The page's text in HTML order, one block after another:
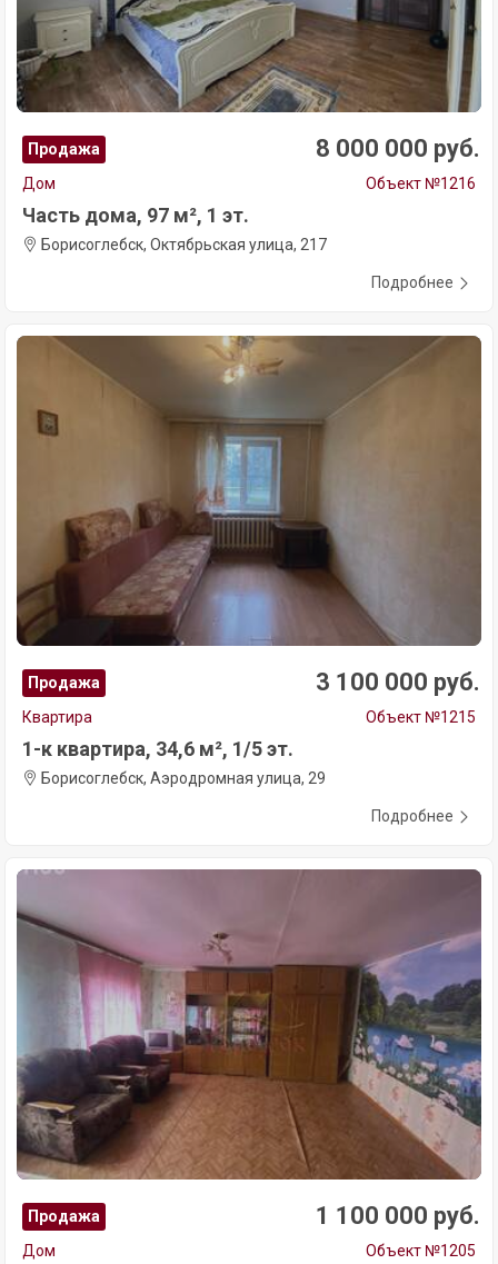
Продажа 8 000 000 руб.
Дом Объект №1216
Часть дома, 97 м², 1 эт.
Борисоглебск, Октябрьская улица, 217
Подробнее
Продажа 3 100 000 руб.
Квартира Объект №1215
1-к квартира, 34,6 м², 1/5 эт.
Борисоглебск, Аэродромная улица, 29
Подробнее
Продажа 1 100 000 руб.
Дом Объект №1205